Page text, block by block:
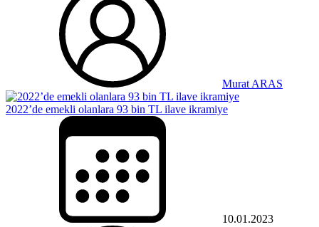
Murat ARAS
2022’de emekli olanlara 93 bin TL ilave ikramiye
10.01.2023